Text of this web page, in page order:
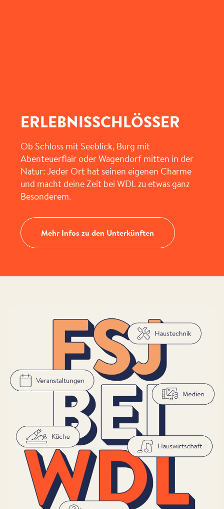
ERLEBNISSCHLÖSSER
Ob Schloss mit Seeblick, Burg mit
Abenteuerflair oder Wagendorf mitten in der
Natur: Jeder Ort hat seinen eigenen Charme
und macht deine Zeit bei WDL zu etwas ganz
Besonderem.
Mehr Infos zu den Unterkünften